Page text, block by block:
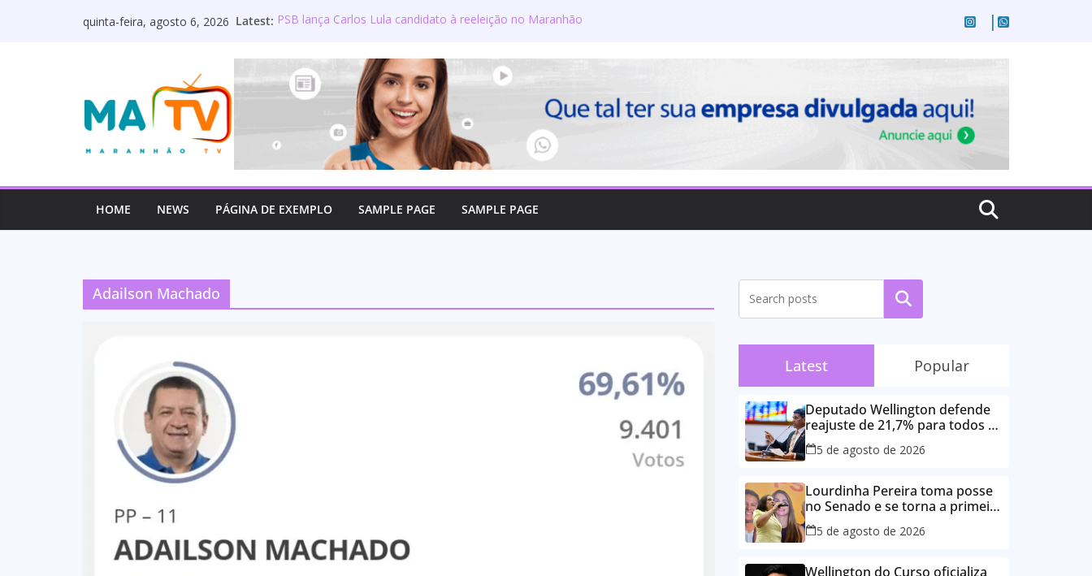
quinta-feira, agosto 6, 2026 Latest: PSB lança Carlos Lula candidato à reeleição no Maranhão
Lourdinha Pereira toma posse no Senado e se torna a
primeira senadora de Coroatá
Wellington do Curso oficializa candidatura a deputado
estadual e reafirma compromisso com o povo do Maranhão
Mulato é oficializado como candidato a deputado federal
HOME NEWS PÁGINA DE EXEMPLO SAMPLE PAGE SAMPLE PAGE
Adailson Machado Pesquisar
Latest Popular
Deputado Wellington defende
reajuste de 21,7% para todos os
servidores públicos e
aposentados do Maranhão
5 de agosto de 2026
Lourdinha Pereira toma posse
no Senado e se torna a primeira
senadora de Coroatá
5 de agosto de 2026
Wellington do Curso oficializa